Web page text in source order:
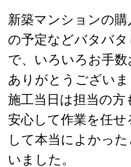
新築マンションの
の予定などバタバ
で、いろいろお手
ありがとうございま
施工当日は担当の
安心して作業を任
して本当によかっ
いました。